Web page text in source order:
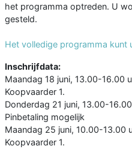
het programma optreden. U
gesteld.
Het volledige programma kunt
Inschrijfdata:
Maandag 18 juni, 13.00-16.00
Koopvaarder 1.
Donderdag 21 juni, 13.00-
Pinbetaling mogelijk
Maandag 25 juni, 10.00-13.00
Koopvaarder 1.